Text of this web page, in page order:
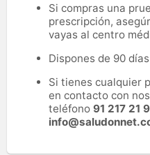
Si compras una
prescripción,
vayas al centro
Dispones de 90
Si tienes cualquier
en contacto con
teléfono 91 217 21